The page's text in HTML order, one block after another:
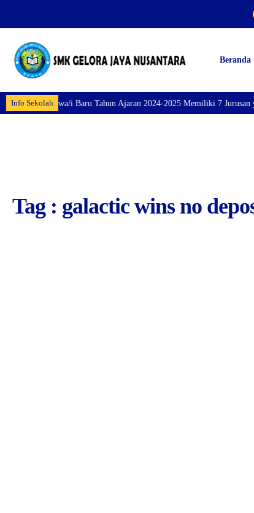
Beranda
Info Sekolah
Siswa/i Baru Tahun Ajaran 2024-2025 Memiliki 7 Jurusan
Tag : galactic wins no